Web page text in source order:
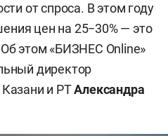
от спроса. В этом году
цен на 25−30% — это
этом «БИЗНЕС Online»
директор
Казани и РТАлександра